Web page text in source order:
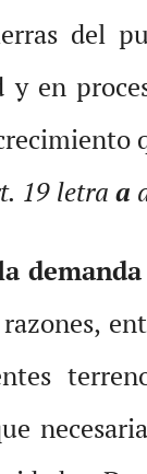
del
en
19 letraa